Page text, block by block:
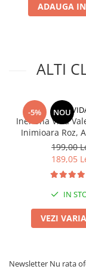
ADAUGA
ALTI
-5% NOU
UNA
Inel Una Vida
Inimioara Roz,
199,00
189,05
IN
VEZI
Newsletter Nu rata